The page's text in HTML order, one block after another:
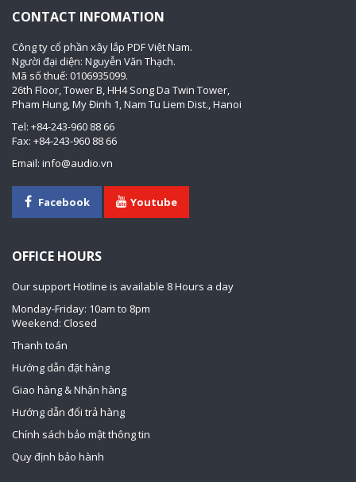
CONTACT INFOMATION
Công ty cổ phần xây lắp PDF Việt Nam.
Người đại diện: Nguyễn Văn Thạch.
Mã số thuế: 0106935099.
26th Floor, Tower B, HH4 Song Da Twin Tower,
Pham Hung, My Đinh 1, Nam Tu Liem Dist., Hanoi
Tel: +84-243-960 88 66
Fax: +84-243-960 88 66
Email: info@audio.vn
Facebook Youtube
OFFICE HOURS
Our support Hotline is available 8 Hours a day
Monday-Friday: 10am to 8pm
Weekend: Closed
Thanh toán
Hướng dẫn đặt hàng
Giao hàng & Nhận hàng
Hướng dẫn đổi trả hàng
Chính sách bảo mật thông tin
Quy định bảo hành